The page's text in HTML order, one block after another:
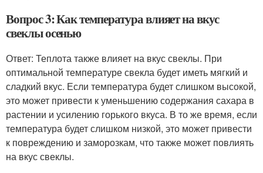
Вопрос 3: Как температура влияет на вкус
свеклы осенью
Ответ: Теплота также влияет на вкус свеклы. При
оптимальной температуре свекла будет иметь мягкий и
сладкий вкус. Если температура будет слишком высокой,
это может привести к уменьшению содержания сахара в
растении и усилению горького вкуса. В то же время, если
температура будет слишком низкой, это может привести
к повреждению и заморозкам, что также может повлиять
на вкус свеклы.